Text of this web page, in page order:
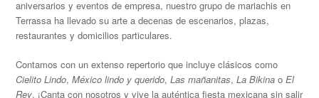
aniversarios y eventos de empresa, nuestro grupo de mariachis en
Terrassa ha llevado su arte a decenas de escenarios, plazas,
restaurantes y domicilios particulares.
Contamos con un extenso repertorio que incluye clásicos como
Cielito Lindo,México lindo y querido,Las mañanitas,La Bikina oEl
Rey. ¡Canta con nosotros y vive la auténtica fiesta mexicana sin salir